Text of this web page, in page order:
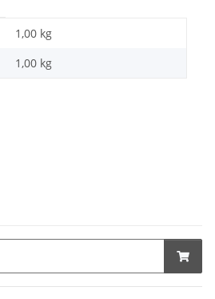
1,00 kg
1,00 kg